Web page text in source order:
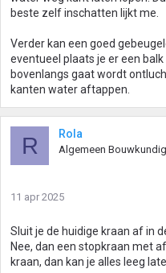
beste zelf inschatten lijkt me.
Verder kan een goed
eventueel plaats je er een
bovenlangs gaat wordt
kanten water aftappen.
R Rola
Algemeen
11 apr 2025
Sluit je de huidige kraan af in
Nee, dan een stopkraan met
kraan, dan kan je alles leeg